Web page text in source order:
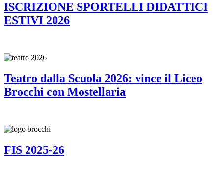
ISCRIZIONE SPORTELLI DIDATTICI
ESTIVI 2026
Teatro dalla Scuola 2026: vince il Liceo
Brocchi con Mostellaria
FIS 2025-26